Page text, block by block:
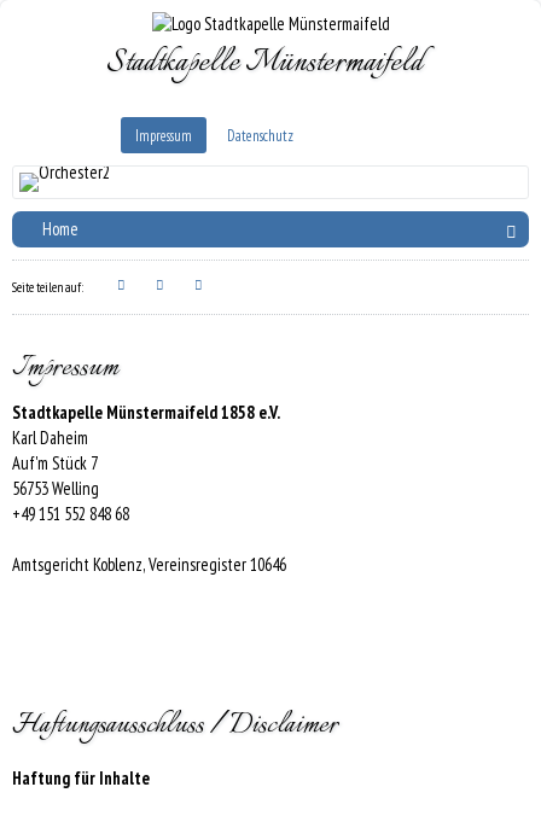
Stadtkapelle Münstermaifeld
Impressum Datenschutz
Home
Impressum
Stadtkapelle Münstermaifeld 1858 e.V.
Karl Daheim
Auf'm Stück 7
56753 Welling
+49 151 552 848 68
Amtsgericht Koblenz, Vereinsregister 10646
Haftungsausschluss / Disclaimer
Haftung für Inhalte